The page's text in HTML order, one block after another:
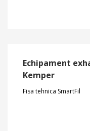
Echipament
Kemper
Fisa tehnica SmartFil